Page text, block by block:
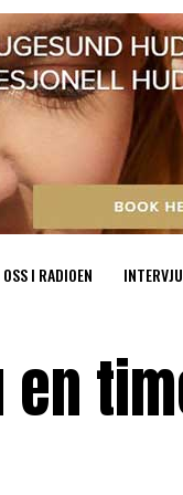
OSS I RADIOEN INTERVJU
en